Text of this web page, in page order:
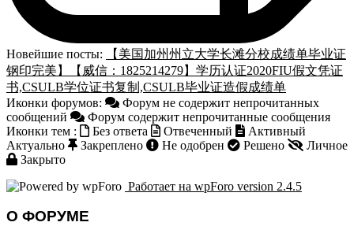
Новейшие посты:
【美国加州州立大学长滩分校成绩单毕业证
钢印完美】【威信：1825214279】学历认证2020FIU假文凭证
书,CSULB学位证书复制,CSULB毕业证造假成绩单
Иконки форумов:
Форум не содержит непрочитанных
сообщений
Форум содержит непрочитанные сообщения
Иконки тем :
Без ответа Отвеченный
Активный
Актуально
Закреплено Не одобрен Решено
Личное
Закрыто
Работает на wpForo version 2.4.5
О ФОРУМЕ